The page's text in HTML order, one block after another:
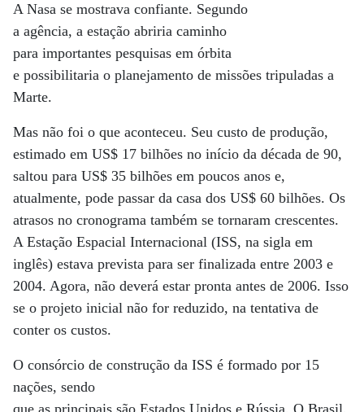
A Nasa se mostrava confiante. Segundo
a agência, a estação abriria caminho
para importantes pesquisas em órbita
e possibilitaria o planejamento de missões tripuladas a
Marte.
Mas não foi o que aconteceu. Seu custo de produção,
estimado em US$ 17 bilhões no início da década de 90,
saltou para US$ 35 bilhões em poucos anos e,
atualmente, pode passar da casa dos US$ 60 bilhões. Os
atrasos no cronograma também se tornaram crescentes.
A Estação Espacial Internacional (ISS, na sigla em
inglês) estava prevista para ser finalizada entre 2003 e
2004. Agora, não deverá estar pronta antes de 2006. Isso
se o projeto inicial não for reduzido, na tentativa de
conter os custos.
O consórcio de construção da ISS é formado por 15
nações, sendo
que as principais são Estados Unidos e Rússia. O Brasil,